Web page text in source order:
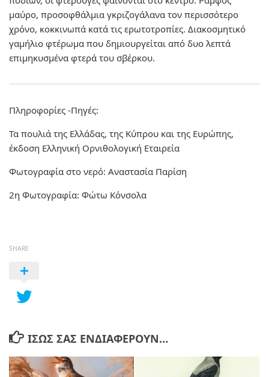
μαύρο, προσοφθάλμια γκριζογάλανα τον περισσότερο
χρόνο, κοκκινωπά κατά τις ερωτοτροπίες. Διακοσμητικό
γαμήλιο φτέρωμα που δημιουργείται από δυο λεπτά
επιμηκυσμένα φτερά του σβέρκου.
Πληροφορίες -Πηγές:
Τα πουλιά της Ελλάδας, της Κύπρου και της Ευρώπης,
έκδοση Ελληνική Ορνιθολογική Εταιρεία
Φωτογραφία στο νερό: Αναστασία Παρίση
2η Φωτογραφία: Φώτω Κόνσολα
SHARE
ΊΣΩΣ ΣΑΣ ΕΝΔΙΑΦΈΡΟΥΝ…